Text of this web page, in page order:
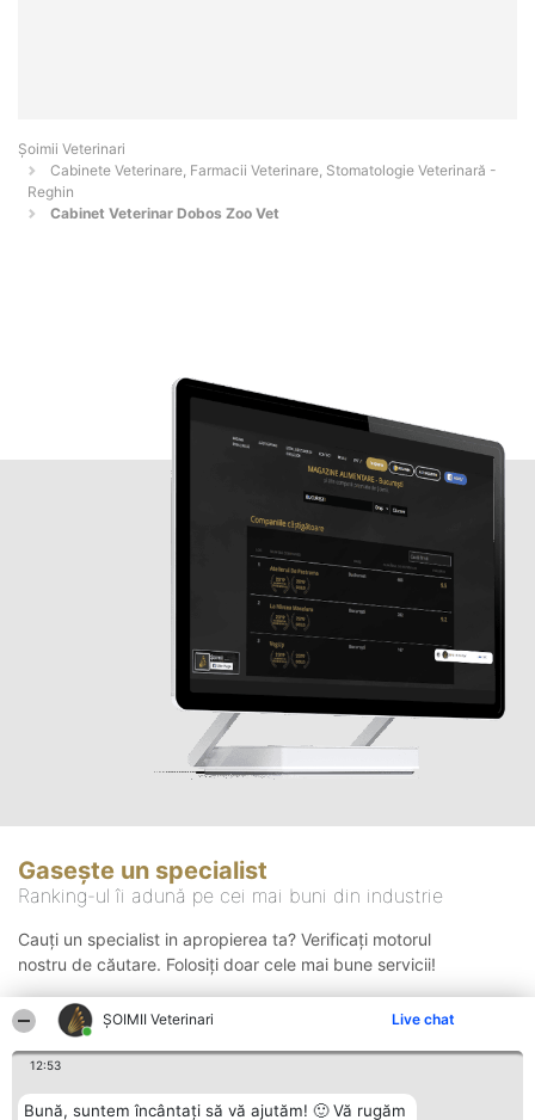
ȘOIMII Veterinari Live chat
12:53
Bună, suntem încântați să vă ajutăm! 🙂 Vă rugăm
Șoimii Veterinari
Cabinete Veterinare, Farmacii Veterinare, Stomatologie Veterinară -
Reghin
Cabinet Veterinar Dobos Zoo Vet
Gasește un specialist
Ranking-ul îi adună pe cei mai buni din industrie
Cauți un specialist in apropierea ta? Verificați motorul
nostru de căutare. Folosiți doar cele mai bune servicii!